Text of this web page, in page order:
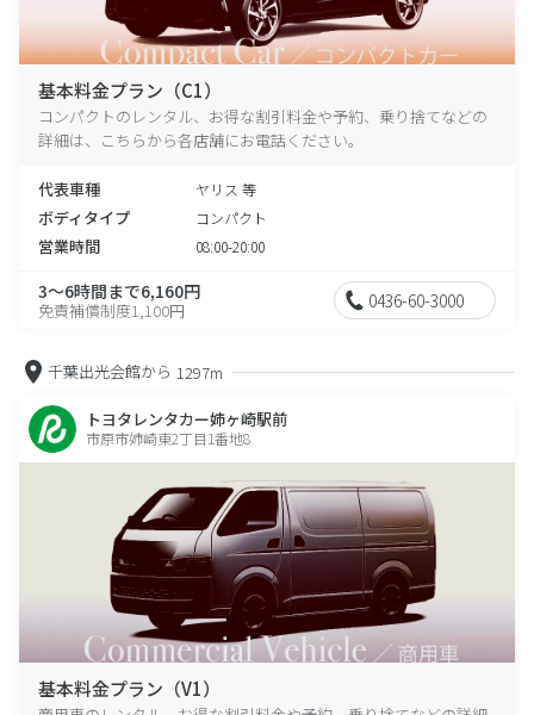
基本料金プラン（C1）
コンパクトのレンタル、お得な割引料金や予約、乗り捨てなどの
詳細は、こちらから各店舗にお電話ください。
代表車種 ヤリス 等
ボディタイプ コンパクト
営業時間 08:00-20:00
3～6時間まで6,160円
免責補償制度1,100円 0436-60-3000
千葉出光会館から 1297m
トヨタレンタカー姉ヶ崎駅前
市原市姉崎東2丁目1番地8
基本料金プラン（V1）